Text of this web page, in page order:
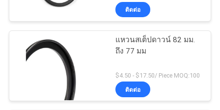
ติดต่อ
แหวนสเต็ปดาวน์ 82 มม.
ถึง 77 มม
$4.50 - $17.50/ Piece MOQ:100
ติดต่อ